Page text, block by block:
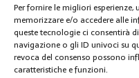
Per fornire le migliori
memorizzare e/o accedere alle
queste tecnologie ci consentirà
navigazione o gli ID univoci su
revoca del consenso possono
caratteristiche e funzioni.
L’arcivescovo di Monaco ha
reliquie di Santa Devota
Le celebrazione di Santa
con la Processione davanti